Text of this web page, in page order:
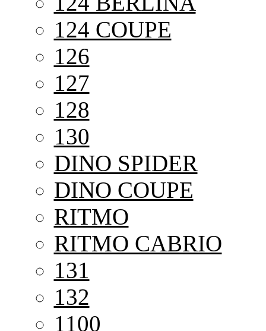
124 COUPE
126
127
128
130
DINO SPIDER
DINO COUPE
RITMO
RITMO CABRIO
131
132
1100